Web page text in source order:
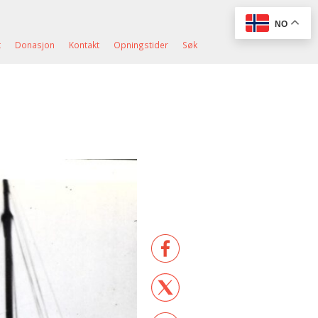
Donasjon Kontakt Opningstider Søk
NO